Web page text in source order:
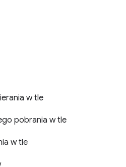
w tle
pobrania w tle
w tle